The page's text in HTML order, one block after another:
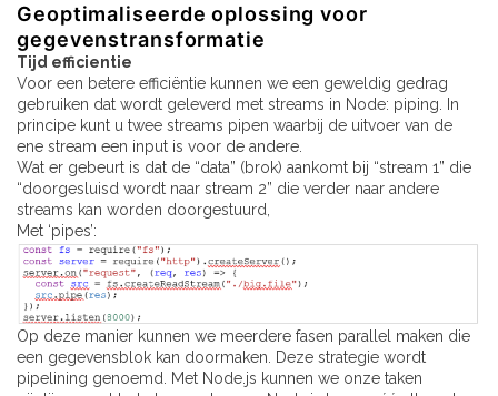
Geoptimaliseerde oplossing voor
gegevenstransformatie
Tijd efficientie
Voor een betere efficiëntie kunnen we een geweldig gedrag
gebruiken dat wordt geleverd met streams in Node: piping. In
principe kunt u twee streams pipen waarbij de uitvoer van de
ene stream een ​​input is voor de andere.
Wat er gebeurt is dat de “data” (brok) aankomt bij “stream 1” die
“doorgesluisd wordt naar stream 2” die verder naar andere
streams kan worden doorgestuurd,
Met ‘pipes’:
Op deze manier kunnen we meerdere fasen parallel maken die
een gegevensblok kan doormaken. Deze strategie wordt
pipelining genoemd. Met Node.js kunnen we onze taken